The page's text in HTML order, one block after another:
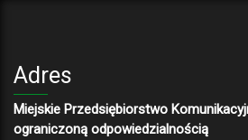
Adres
Miejskie Przedsiębiorstwo
ograniczoną odpowiedzialnością